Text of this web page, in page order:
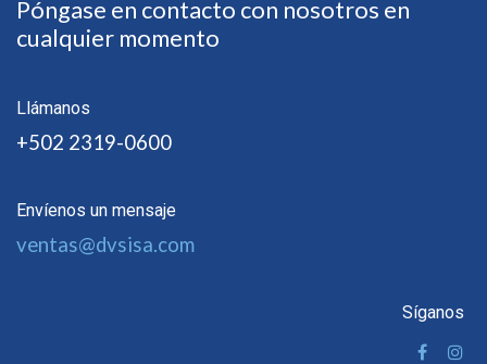
Póngase en contacto con nosotros en
cualquier momento
Llámanos
+502 2319-0600
Envíenos un mensaje
ventas@dvsisa.com
Síganos